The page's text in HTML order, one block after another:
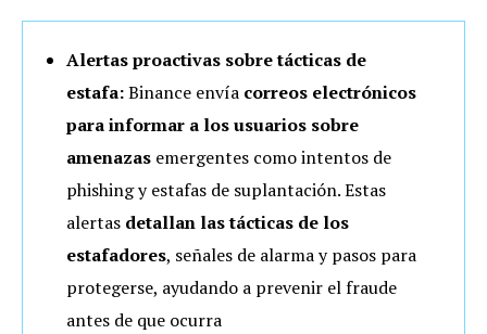
Alertas proactivas sobre tácticas de
estafa:Binance envía correos electrónicos
para informar a los usuarios sobre
amenazas emergentes como intentos de
phishing y estafas de suplantación. Estas
alertas detallan las tácticas de los
estafadores, señales de alarma y pasos para
protegerse, ayudando a prevenir el fraude
antes de que ocurra